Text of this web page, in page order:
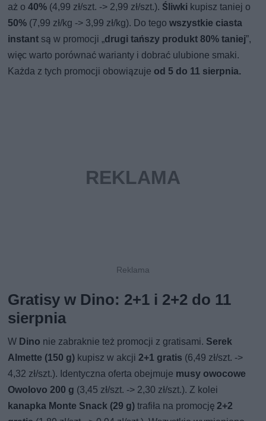
aż o40% (4,99 zł/szt. -> 2,99 zł/szt.). Śliwki kupisz taniej o
50% (7,99 zł/kg -> 3,99 zł/kg). Do tegowszystkie ciasta
instant są w promocji „drugi tańszy produkt 80% taniej”,
więc warto porównać warianty i dobrać ulubione smaki.
Każda z tych promocji obowiązuje od 5 do 11 sierpnia.
Gratisy w Dino: 2+1 i 2+2 do 11
sierpnia
W Dino nie zabraknie też promocji z gratisami. Serek
Almette (150 g) kupisz w akcji2+1 gratis (6,49 zł/szt. ->
4,32 zł/szt.). Identyczna oferta obejmuje musy owocowe
Owolovo 200 g (3,45 zł/szt. -> 2,30 zł/szt.). Z kolei
kanapka Monte Snack (29 g) trafiła na promocję2+2